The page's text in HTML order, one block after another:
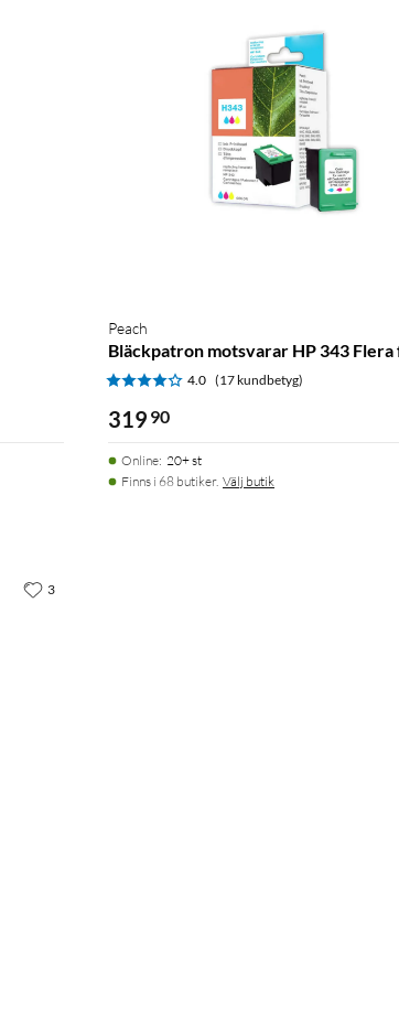
Peach
Bläckpatron motsvarar HP 343
4.0 (17 kundbetyg)
319 90
Online: 20+ st
Finns i 68 butiker. Välj butik
3